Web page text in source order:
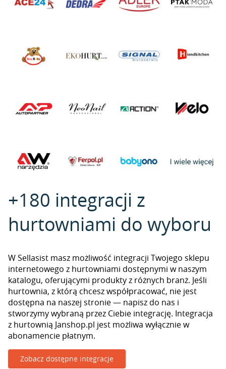
+180 integracji z
hurtowniami do wyboru
W Sellasist masz możliwość integracji Twojego sklepu
internetowego z hurtowniami dostępnymi w naszym
katalogu, oferującymi produkty z różnych branż. Jeśli
hurtownia, z którą chcesz współpracować, nie jest
dostępna na naszej stronie — napisz do nas i
stworzymy wybraną przez Ciebie integrację. Integracja
z hurtownią Janshop.pl jest możliwa wyłącznie w
abonamencie płatnym.
Zobacz dostępne integracje